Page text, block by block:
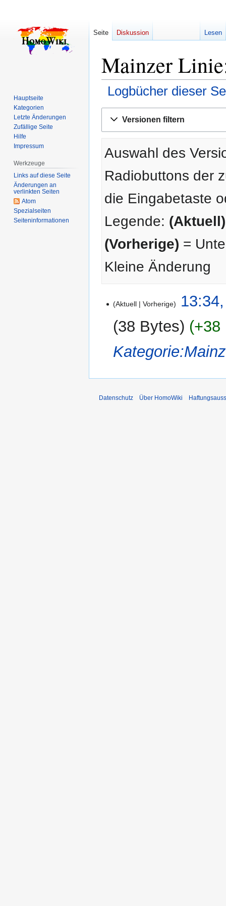
Mainzer
Logbücher dieser
Navigation
Suche
Versionen filtern
Auswahl des
Radiobuttons der
die Eingabetaste
Legende: (Aktuell)
(Vorherige) =
Kleine Änderung
März
2013
Aktuell Vorherige
38 Bytes
+38
Seite Diskussion Lesen
Hauptseite
Kategorien
Letzte Änderungen
Zufällige Seite
Hilfe
Impressum
Werkzeuge
Links auf diese Seite
Änderungen an
verlinkten Seiten
Atom
Spezialseiten
Seiten­­informationen
Datenschutz Über HomoWiki